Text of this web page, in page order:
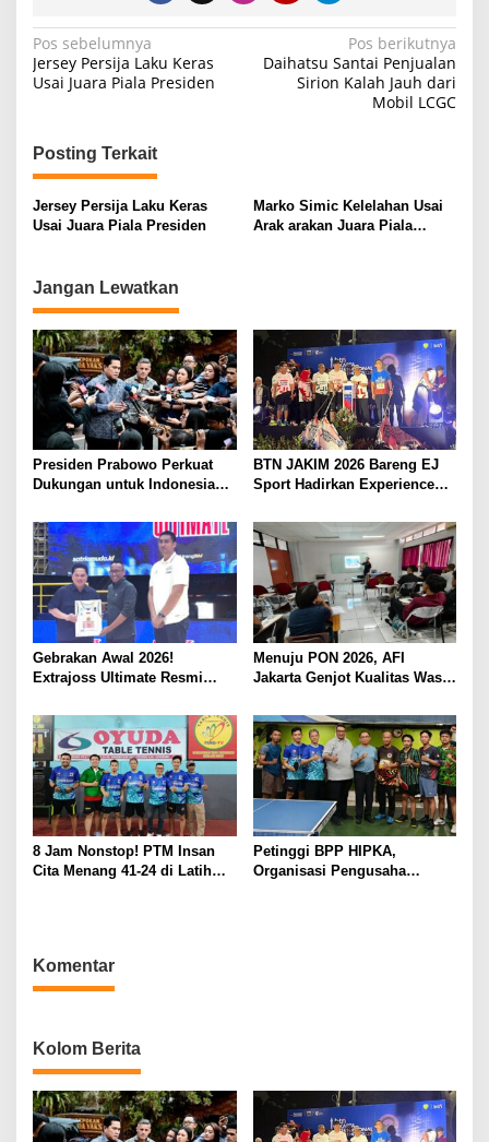
N
a
i
g
a
s
p
o
s
Pos sebelumnya
Jersey Persija Laku Keras
Usai Juara Piala Presiden
Pos berikutnya
Daihatsu Santai Penjualan
Sirion Kalah Jauh dari
Mobil LCGC
Posting Terkait
Jersey Persija Laku Keras
Usai Juara Piala Presiden
Marko Simic Kelelahan Usai
Arak arakan Juara Piala
Jangan Lewatkan
Presiden Prabowo Perkuat
Dukungan untuk Indonesia
ASEAN dan Persiapan
Timnas Menuju Piala Dunia
2030
BTN JAKIM 2026 Bareng EJ
Sport Hadirkan Experience
Gebrakan Awal 2026!
Extrajoss Ultimate Resmi
Menuju PON 2026, AFI
Jakarta Genjot Kualitas Wasit
8 Jam Nonstop! PTM Insan
Cita Menang 41-24 di Latih
Petinggi BPP HIPKA,
Organisasi Pengusaha
Komentar
Kolom Berita